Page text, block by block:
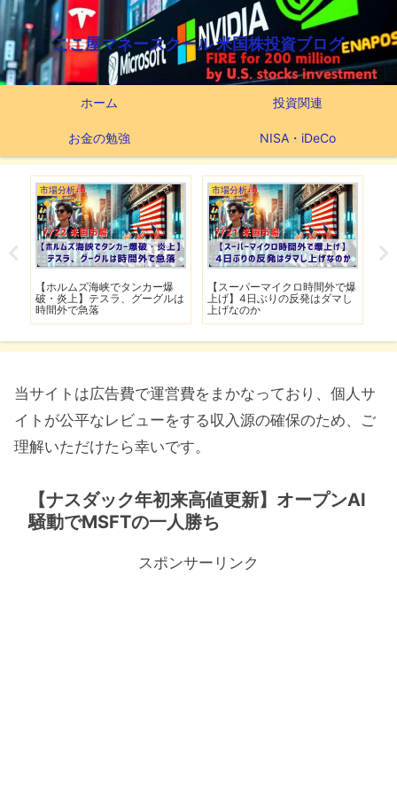
ここ屋マネースクール 米国株投資ブログ
ホーム 投資関連
お金の勉強 NISA・iDeCo
市場分析
【ホルムズ海峡でタンカー爆
破・炎上】テスラ、グーグルは
時間外で急落
市場分析
【スーパーマイクロ時間外で爆
上げ】4日ぶりの反発はダマし
上げなのか
当サイトは広告費で運営費をまかなっており、個人サ
イトが公平なレビューをする収入源の確保のため、ご
理解いただけたら幸いです。
【ナスダック年初来高値更新】オープンAI
騒動でMSFTの一人勝ち
スポンサーリンク